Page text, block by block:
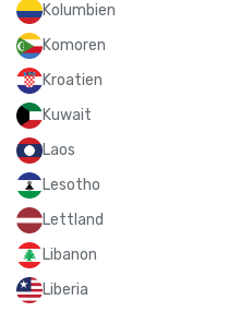
Kolumbien
Komoren
Kroatien
Kuwait
Laos
Lesotho
Lettland
Libanon
Liberia